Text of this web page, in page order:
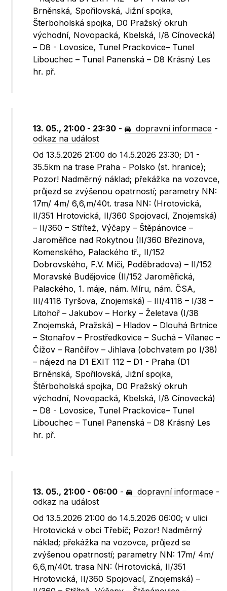
Brněnská, Spořilovská, Jižní spojka,
Šterboholská spojka, D0 Pražský okruh
východní, Novopacká, Kbelská, I/8 Cínovecká)
– D8 - Lovosice, Tunel Prackovice– Tunel
Libouchec – Tunel Panenská – D8 Krásný Les
hr. př.
13. 05., 21:00 - 23:30 - dopravní informace -
odkaz na událost
Od 13.5.2026 21:00 do 14.5.2026 23:30; D1 -
35.5km na trase Praha - Polsko (st. hranice);
Pozor! Nadměrný náklad; překážka na vozovce,
průjezd se zvýšenou opatrností; parametry NN:
17m/ 4m/ 6,6,m/40t. trasa NN: (Hrotovická,
II/351 Hrotovická, II/360 Spojovací, Znojemská)
– II/360 – Střítež, Výčapy – Štěpánovice –
Jaroměřice nad Rokytnou (II/360 Březinova,
Komenského, Palackého tř., II/152
Dobrovského, F.V. Míči, Poděbradova) – II/152
Moravské Budějovice (II/152 Jaroměřická,
Palackého, 1. máje, nám. Míru, nám. ČSA,
III/4118 Tyršova, Znojemská) – III/4118 – I/38 –
Litohoř – Jakubov – Horky – Želetava (I/38
Znojemská, Pražská) – Hladov – Dlouhá Brtnice
– Stonařov – Prostředkovice – Suchá – Vílanec –
Čížov – Rančířov – Jihlava (obchvatem po I/38)
– nájezd na D1 EXIT 112 – D1 - Praha (D1
Brněnská, Spořilovská, Jižní spojka,
Štěrboholská spojka, D0 Pražský okruh
východní, Novopacká, Kbelská, I/8 Cínovecká)
– D8 - Lovosice, Tunel Prackovice– Tunel
Libouchec – Tunel Panenská – D8 Krásný Les
hr. př.
13. 05., 21:00 - 06:00 - dopravní informace -
odkaz na událost
Od 13.5.2026 21:00 do 14.5.2026 06:00; v ulici
Hrotovická v obci Třebíč; Pozor! Nadměrný
náklad; překážka na vozovce, průjezd se
zvýšenou opatrností; parametry NN: 17m/ 4m/
6,6,m/40t. trasa NN: (Hrotovická, II/351
Hrotovická, II/360 Spojovací, Znojemská) –